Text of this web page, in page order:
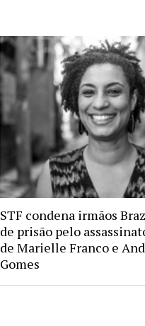
STF condena irmãos
de prisão pelo
de Marielle Franco e
Gomes